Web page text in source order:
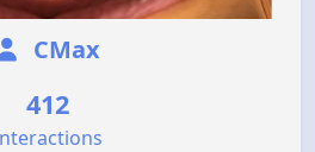
CMax
412